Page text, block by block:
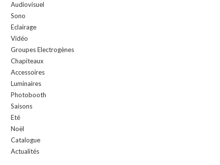
Audiovisuel
Sono
Eclairage
Vidéo
Groupes Electrogènes
Chapiteaux
Accessoires
Luminaires
Photobooth
Saisons
Eté
Noël
Catalogue
Actualités